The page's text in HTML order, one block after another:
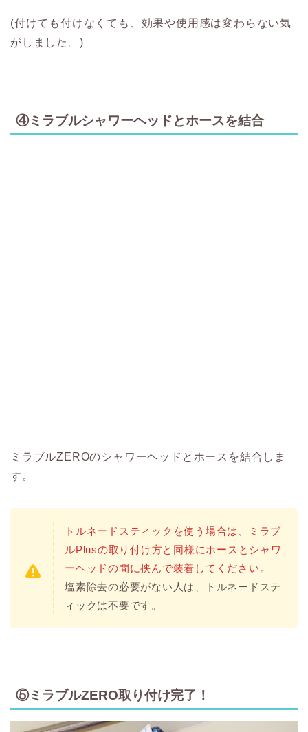
(付けても付けなくても、効果や使用感は変わらない気
がしました。)
④ミラブルシャワーヘッドとホースを結合
ミラブルZEROのシャワーヘッドとホースを結合しま
す。
トルネードスティックを使う場合は、ミラブ
ルPlusの取り付け方と同様にホースとシャワ
ーヘッドの間に挟んで装着してください。
塩素除去の必要がない人は、トルネードステ
ィックは不要です。
⑤ミラブルZERO取り付け完了！